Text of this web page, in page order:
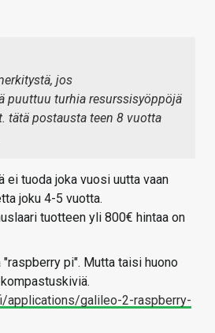
jos
puuttuu turhia resurssisyöppöjä
tätä postausta teen 8 vuotta
ei tuoda joka vuosi uutta vaan
joku 4-5 vuotta.
tuotteen yli 800€ hintaa on
pi". Mutta taisi huono
applications/galileo-2-raspberry-